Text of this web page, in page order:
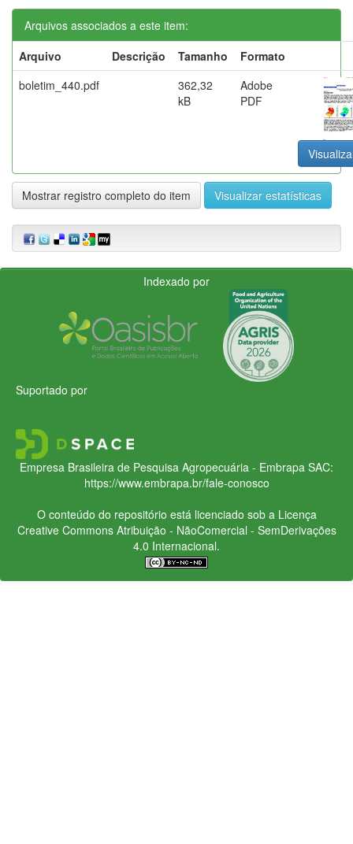
Arquivos associados a este item:
Arquivo
Descrição Tamanho
Formato
boletim_440.pdf
362,32
kB
Adobe
PDF
Mostrar registro completo do item Visualizar estatísticas
Indexado por
Suportado por
Empresa Brasileira de Pesquisa Agropecuária - Embrapa SAC:
https://www.embrapa.br/fale-conosco
O conteúdo do repositório está licenciado sob a Licença
Creative CommonsAtribuição - NãoComercial - SemDerivações
4.0 Internacional.